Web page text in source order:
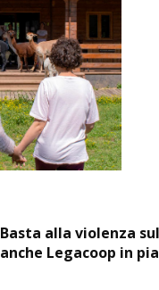
Basta alla violenza
anche Legacoop in